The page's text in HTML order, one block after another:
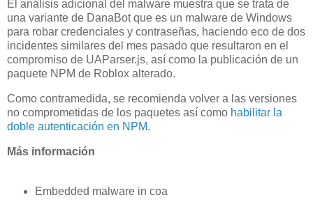
El análisis adicional del malware muestra que se trata de
una variante de DanaBot que es un malware de Windows
para robar credenciales y contraseñas, haciendo eco de dos
incidentes similares del mes pasado que resultaron en el
compromiso de UAParser.js, así como la publicación de un
paquete NPM de Roblox alterado.
Como contramedida, se recomienda volver a las versiones
no comprometidas de los paquetes así como habilitar la
doble autenticación en NPM.
Más información
Embedded malware in coa